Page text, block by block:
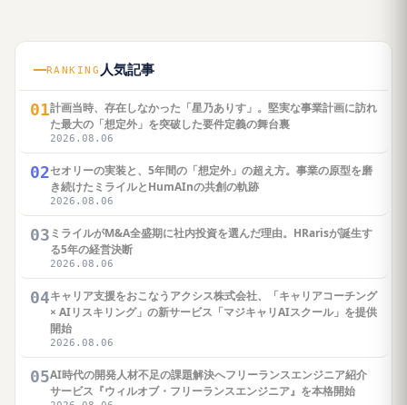
RANKING 人気記事
01計画当時、存在しなかった「星乃ありす」。堅実な事業計画に訪れ
た最大の「想定外」を突破した要件定義の舞台裏
2026.08.06
02セオリーの実装と、5年間の「想定外」の超え方。事業の原型を磨
き続けたミライルとHumAInの共創の軌跡
2026.08.06
03 ミライルがM&A全盛期に社内投資を選んだ理由。HRarisが誕生す
る5年の経営決断
2026.08.06
04キャリア支援をおこなうアクシス株式会社、「キャリアコーチング
× AIリスキリング」の新サービス「マジキャリAIスクール」を提供
開始
2026.08.06
05AI時代の開発人材不足の課題解決へフリーランスエンジニア紹介
サービス『ウィルオブ・フリーランスエンジニア』を本格開始